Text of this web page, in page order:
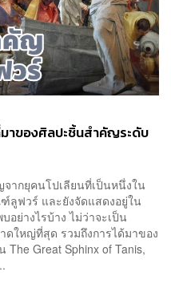
ของศิลปะชิ้นสำคัญระดับ
ากยุคนโปเลียนที่เป็นหนึ่งใน
ลูฟวร์ และยังจัดแสดงอยู่ใน
ย่างไรบ้าง ไม่ว่าจะเป็น
ดใหญ่ที่สุด รวมถึงการได้มาของ
Great Sphinx of Tanis,